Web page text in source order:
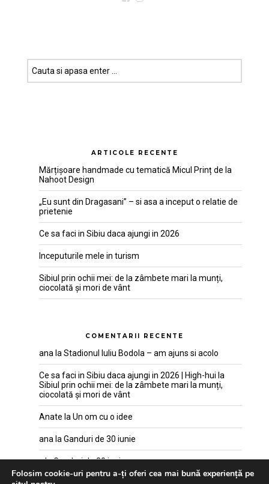
Folosim cookie-uri pentru a-ți oferi cea mai bună experiență pe
ARTICOLE RECENTE
Mărțișoare handmade cu tematică Micul Prinț de la
Nahoot Design
„Eu sunt din Dragasani” – si asa a inceput o relatie de
prietenie
Ce sa faci in Sibiu daca ajungi in 2026
Inceputurile mele in turism
Sibiul prin ochii mei: de la zâmbete mari la munți,
ciocolată și mori de vânt
COMENTARII RECENTE
ana la Stadionul Iuliu Bodola – am ajuns si acolo
Ce sa faci in Sibiu daca ajungi in 2026 | High-hui la
Sibiul prin ochii mei: de la zâmbete mari la munți,
ciocolată și mori de vânt
Anate la Un om cu o idee
ana la Ganduri de 30 iunie
xlaGanduri de 30 iunie